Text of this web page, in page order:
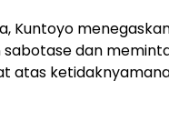
Kuntoyo
dan
atas